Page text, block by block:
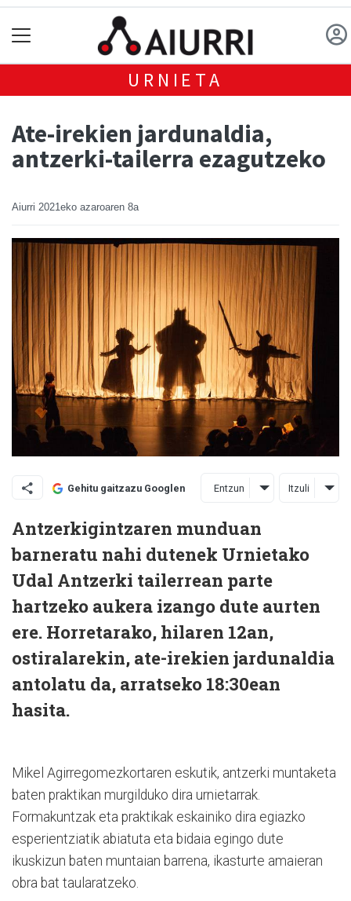
URNIETA
Ate-irekien jardunaldia,
antzerki-tailerra ezagutzeko
Aiurri 2021eko azaroaren 8a
Gehitu gaitzazu Googlen Entzun Itzuli
Antzerkigintzaren munduan
barneratu nahi dutenek Urnietako
Udal Antzerki tailerrean parte
hartzeko aukera izango dute aurten
ere. Horretarako, hilaren 12an,
ostiralarekin, ate-irekien jardunaldia
antolatu da, arratseko 18:30ean
hasita.
Mikel Agirregomezkortaren eskutik, antzerki muntaketa
baten praktikan murgilduko dira urnietarrak.
Formakuntzak eta praktikak eskainiko dira egiazko
esperientziatik abiatuta eta bidaia egingo dute
ikuskizun baten muntaian barrena, ikasturte amaieran
obra bat taularatzeko.